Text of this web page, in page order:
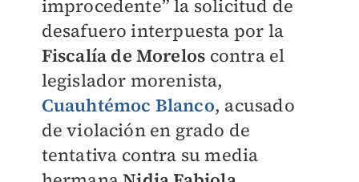
improcedente” la solicitud de
desafuero interpuesta por la
Fiscalía de Morelos contra el
legislador morenista,
Cuauhtémoc Blanco, acusado
de violación en grado de
tentativa contra su media